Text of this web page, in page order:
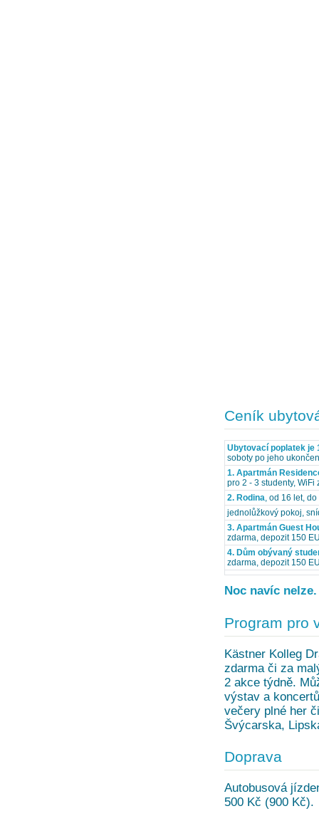
Ceník
Ubytovací poplatek je
soboty po jeho
1. Apartmán
pro 2 - 3 studenty,
2. Rodina, od 16 let,
jednolůžkový pokoj,
3. Apartmán Guest
zdarma, depozit 150
4. Dům obývaný
zdarma, depozit 150
Noc navíc nelze.
Program pro
Kästner Kolleg
zdarma či za
2 akce týdně.
výstav a
večery plné her
Švýcarska,
Doprava
Autobusová
500 Kč (900 Kč).